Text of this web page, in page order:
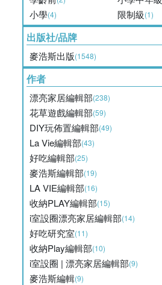
小學(4) 限制級(1)
出版社/品牌
麥浩斯出版(1548)
作者
漂亮家居編輯部(238)
花草遊戲編輯部(59)
DIY玩佈置編輯部(49)
La Vie編輯部(43)
好吃編輯部(25)
麥浩斯編輯部(19)
LA VIE編輯部(16)
收納PLAY編輯部(15)
i室設圈漂亮家居編輯部(14)
好吃研究室(11)
收納Play編輯部(10)
i室設圈 | 漂亮家居編輯部(9)
麥浩斯編輯(9)